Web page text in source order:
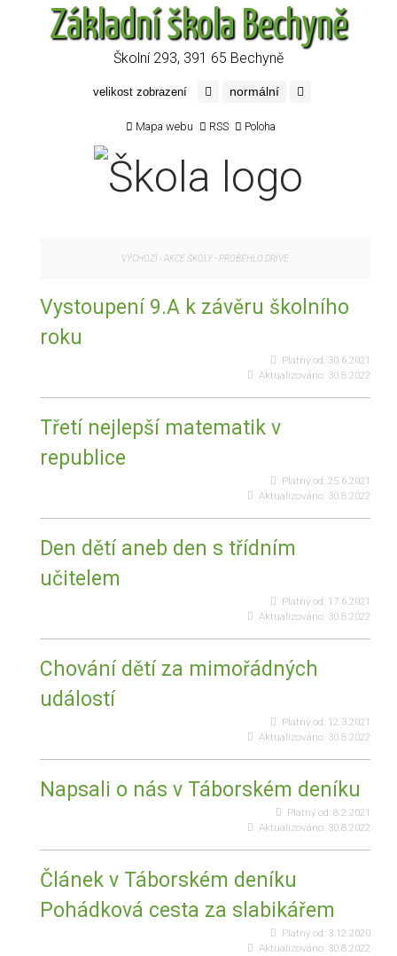
Základní škola Bechyně
Školní 293, 391 65 Bechyně
velikost zobrazení normální
Mapa webu RSS Poloha
VÝCHOZÍ - AKCE ŠKOLY- PROBĚHLO DŘÍVE
Vystoupení 9.A k závěru školního
roku
Platný od: 30.6.2021
Aktualizováno: 30.8.2022
Třetí nejlepší matematik v
republice
Platný od: 25.6.2021
Aktualizováno: 30.8.2022
Den dětí aneb den s třídním
učitelem
Platný od: 17.6.2021
Aktualizováno: 30.8.2022
Chování dětí za mimořádných
událostí
Platný od: 12.3.2021
Aktualizováno: 30.8.2022
Napsali o nás v Táborském deníku
Platný od: 8.2.2021
Aktualizováno: 30.8.2022
Článek v Táborském deníku
Pohádková cesta za slabikářem
Platný od: 3.12.2020
Aktualizováno: 30.8.2022